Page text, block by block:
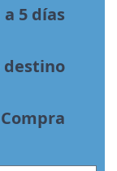
5 días
destino